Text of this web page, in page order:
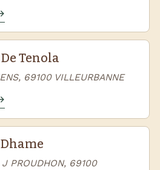
Tenola
69100 VILLEURBANNE
PROUDHON, 69100